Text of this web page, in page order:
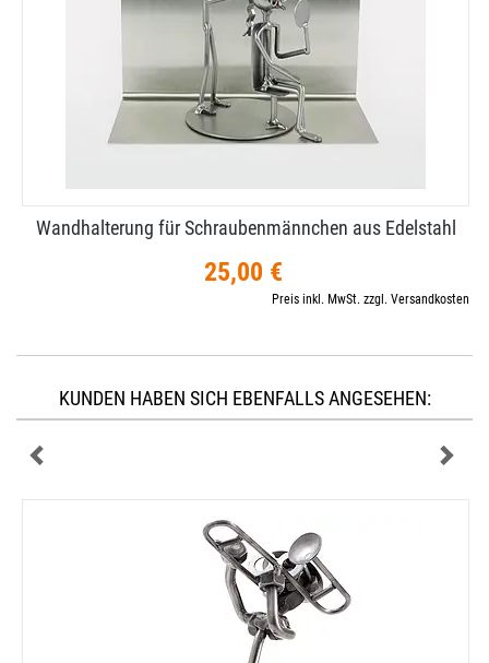
Wandhalterung für Schraubenmännchen aus Edelstahl
25,00 €
Preis inkl. MwSt. zzgl. Versandkosten
KUNDEN HABEN SICH EBENFALLS ANGESEHEN: